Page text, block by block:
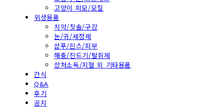
고양이 피모/모질
위생용품
치약/칫솔/구강
눈/귀/세정제
샴푸/린스/피부
해충/진드기/탈취제
상처소독/지혈 외 기타용품
간식
Q&A
후기
공지